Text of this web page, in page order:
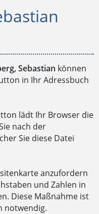
Sebastian können
in Ihr Adressbuch
lädt Ihr Browser die
nach der
Sie diese Datei
anzufordern
und Zahlen in
Diese Maßnahme ist
notwendig.